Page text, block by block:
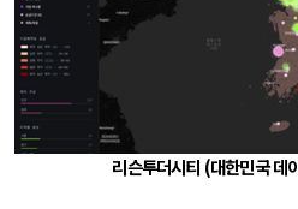
리슨투더시티 (대한민국 데